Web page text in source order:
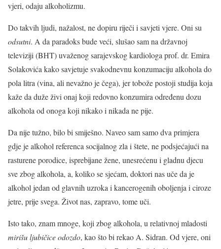
vjeri, odaju alkoholizmu.
Do takvih ljudi, nažalost, ne dopiru riječi i savjeti vjere. Oni su
odsutni. A da paradoks bude veći, slušao sam na državnoj
televiziji (BHT) uvaženog sarajevskog kardiologa prof. dr. Emira
Solakovića kako savjetuje svakodnevnu konzumaciju alkohola do
pola litra (vina, ali nevažno je čega), jer tobože postoji studija koja
kaže da duže živi onaj koji redovno konzumira određenu dozu
alkohola od onoga koji nikako i nikada ne pije.
Da nije tužno, bilo bi smiješno. Naveo sam samo dva primjera
gdje je alkohol referenca socijalnog zla i štete, ne podsjećajući na
rasturene porodice, isprebijane žene, unesrećenu i gladnu djecu
sve zbog alkohola, a, koliko se sjećam, doktori nas uče da je
alkohol jedan od glavnih uzroka i kancerogenih oboljenja i ciroze
jetre, prije svega. Život nas, zapravo, tome uči.
Isto tako, znam mnoge, koji zbog alkohola, u relativnoj mladosti
mirišu ljubičice odozdo, kao što bi rekao A. Sidran. Od vjere, oni